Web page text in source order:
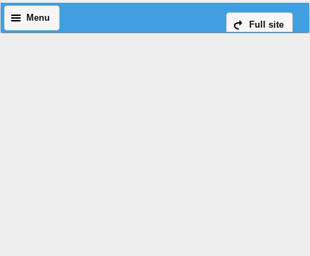
Full site
Menu